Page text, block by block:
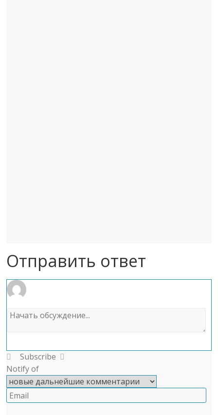
Отправить ответ
Subscribe
Notify of